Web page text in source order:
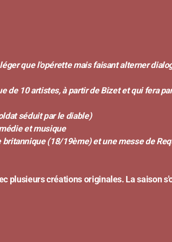
que l'opérette mais faisant alterner
artistes, à partir de Bizet et qui fera
séduit par le diable)
et musique
(18/19ème) et une messe de
plusieurs créations originales. La saison